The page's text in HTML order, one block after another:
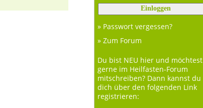
» Passwort vergessen?
» Zum Forum
Du bist NEU hier und möchtest
gerne im Heilfasten-Forum
mitschreiben? Dann kannst du
dich über den folgenden Link
registrieren: